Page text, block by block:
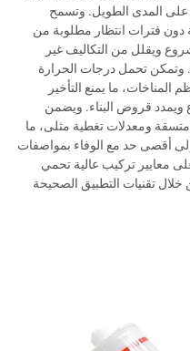
على المدى الطويل. وتسمح
دون فترات انتظار مطلوبة من
ويقلل من التكاليف غير
وتمكن تحمل درجات الحرارة
ما يمنع التأخير
ويمدد قروض البناء. ويضمن
ومعدلات تغطية مثلى، ما
أقصى حد مع الوفاء بمواصفات
معايير تركيب عالية تحمي
خلال تقنيات التطبيق الصحيحة